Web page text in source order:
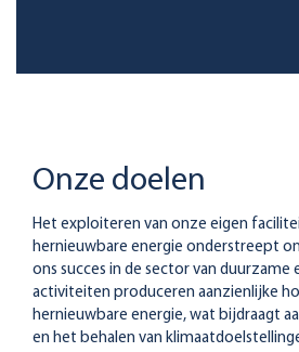
Onze doelen
Het exploiteren van onze eigen
hernieuwbare energie onderstreept
ons succes in de sector van duurzame
activiteiten produceren aanzienlijke
hernieuwbare energie, wat bijdraagt
en het behalen van